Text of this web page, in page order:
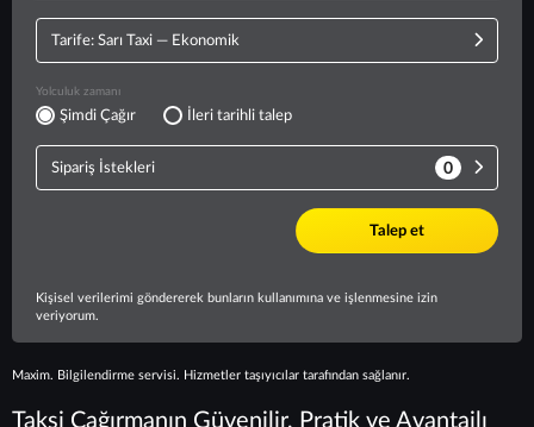
Maxim. Bilgilendirme servisi. Hizmetler taşıyıcılar tarafından sağlanır.
Taksi Çağırmanın Güvenilir, Pratik ve Avantajlı